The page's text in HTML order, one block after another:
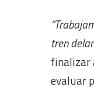
tren
finalizar
evaluar